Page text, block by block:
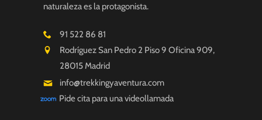
naturaleza es la protagonista.
91 522 86 81
Rodríguez San Pedro 2 Piso 9 Oficina 909,
28015 Madrid
info@trekkingyaventura.com
Pide cita para una videollamada